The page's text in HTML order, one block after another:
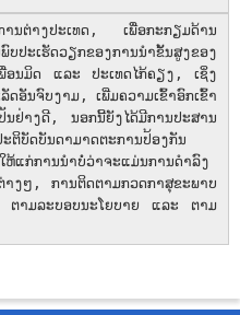
ການຕ່າງປະເທດ, ເພື່ອ​​ກະກຽມດ້ານ​
ບ​ປະເຮັດວຽກຂອງການນຳຂັ້ນສູງຂອງ
ອນມິດ ແລະ ປະເທດໄກ້ຄຽງ, ເຊິ່ງ​
ດອັນ​ຈົບງາມ, ​ເພີ່ມ​ຄວາມ​ເຂົ້າ​ອົກ​ເຂົ້າ​
ນຢ່າງດີ, ນອກນີ້ຍັງໄດ້​ມີ​ການ​ປະສານ​
ະຕິບັດ​ບັນດາ​ມາດ​ຕະການ​ປ້ອງ​ກັນ
ຫ້​ແກ່​ການ​ນຳບໍ່​ວ່າ​ຈະ​ແມ່ນ​ການດຳລົງ​
າງໆ, ການຕິດ​ຕາມ​ກວດກາສຸຂະພາບ
າມ​ລະບອບ​ນະ​ໂຍບາຍ ແລະ ​ຕາມ​